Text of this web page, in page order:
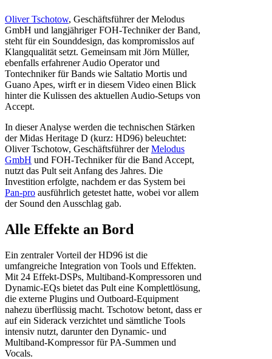
Oliver Tschotow, Geschäftsführer der Melodus
GmbH und langjähriger FOH-Techniker der Band,
steht für ein Sounddesign, das kompromisslos auf
Klangqualität setzt. Gemeinsam mit Jörn Müller,
ebenfalls erfahrener Audio Operator und
Tontechniker für Bands wie Saltatio Mortis und
Guano Apes, wirft er in diesem Video einen Blick
hinter die Kulissen des aktuellen Audio-Setups von
Accept.
In dieser Analyse werden die technischen Stärken
der Midas Heritage D (kurz: HD96) beleuchtet:
Oliver Tschotow, Geschäftsführer derMelodus
GmbH und FOH-Techniker für die Band Accept,
nutzt das Pult seit Anfang des Jahres. Die
Investition erfolgte, nachdem er das System bei
Pan-pro ausführlich getestet hatte, wobei vor allem
der Sound den Ausschlag gab.
Alle Effekte an Bord
Ein zentraler Vorteil der HD96 ist die
umfangreiche Integration von Tools und Effekten.
Mit 24 Effekt-DSPs, Multiband-Kompressoren und
Dynamic-EQs bietet das Pult eine Komplettlösung,
die externe Plugins und Outboard-Equipment
nahezu überflüssig macht. Tschotow betont, dass er
auf ein Siderack verzichtet und sämtliche Tools
intensiv nutzt, darunter den Dynamic- und
Multiband-Kompressor für PA-Summen und
Vocals.